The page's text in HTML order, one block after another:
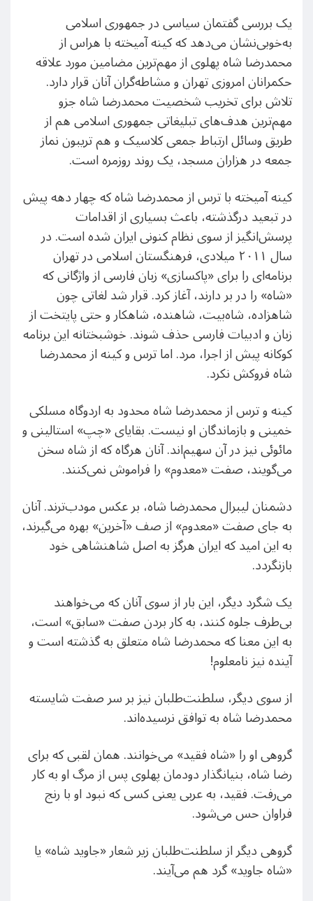
یک بررسی گفتمان سیاسی در جمهوری اسلامی
به‌خوبی‌نشان می‌دهد که کینه آمیخته با هراس از
محمدرضا‌ شاه پهلوی از مهم‌ترین مضامین مورد علاقه
حکمرانان امروزی تهران و مشاطه‌گران آنان قرار دارد.
تلاش برای تخریب شخصیت محمدرضا شاه جزو
مهم‌ترین هدف‌های تبلیغاتی جمهوری اسلامی هم از
طریق وسائل ارتباط جمعی کلاسیک و هم تریبون نماز
جمعه در هزاران مسجد، یک روند روزمره است.
کینه آمیخته با ترس از محمدرضا شاه که چهار دهه پیش
در تبعید درگذشته، ‌باعث بسیاری از اقدامات
پرسش‌انگیز از سوی نظام کنونی ایران شده است. در
سال ۲۰۱۱ میلادی، فرهنگستان اسلامی در تهران
برنامه‌ای را برای «پاکسازی» زبان فارسی از واژگانی که
«شاه» را در بر دارند،‌ آغاز کرد. قرار شد لغاتی چون
شاهزاده، شاه‌بیت، شاهنده، شاهکار و حتی پایتخت از
زبان و ادبیات فارسی حذف شوند. خوشبختانه این برنامه
کوکانه پیش از اجرا، مرد. اما ترس و کینه از محمدرضا
شاه فروکش نکرد.
کینه و ترس از محمدرضا شاه محدود به اردوگاه مسلکی
خمینی و بازماندگان او نیست. بقایای «چپ» استالینی و
مائوئی نیز در آن سهیم‌اند. آنان هر‌گاه که از شاه سخن
می‌گویند، صفت «معدوم» را فراموش نمی‌کنند.
دشمنان لیبرال محمدرضا شاه، بر عکس مودب‌ترند. آنان
به جای صفت «معدوم» از صف «آخرین» بهره می‌گیرند،
به این امید که ایران هرگز به اصل شاهنشاهی خود
بازنگردد.
یک شگرد دیگر، این بار از سوی آنان که می‌خواهند
بی‌طرف جلوه کنند، به کار بردن صفت «سابق» است،
به این معنا که محمدرضا شاه متعلق به گذشته است و
آینده نیز نامعلوم!
از سوی دیگر، سلطنت‌طلبان نیز بر سر صفت شایسته
محمدرضا شاه به توافق نرسیده‌اند.
گروهی او را «شاه فقید» می‌خوانند. همان لقبی که برای
رضا‌ شاه، بنیانگذار دودمان پهلوی پس از مرگ او به کار
می‌رفت. فقید، به عربی یعنی کسی که نبود او با رنج
فراوان حس می‌شود.
گروهی دیگر از سلطنت‌طلبان زیر شعار «جاوید شاه» یا
«شاه جاوید» گرد هم می‌آیند.